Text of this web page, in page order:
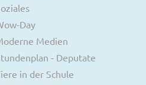
Day
Medien
- Deputate
in der Schule